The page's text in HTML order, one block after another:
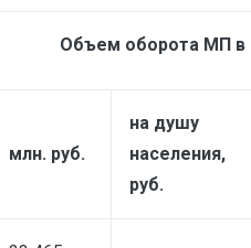
Объем оборота МП в
млн. руб.
на душу
населения,
руб.